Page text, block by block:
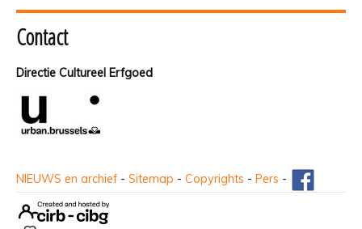
Contact
Directie Cultureel Erfgoed
NIEUWS en archief - Sitemap - Copyrights - Pers -